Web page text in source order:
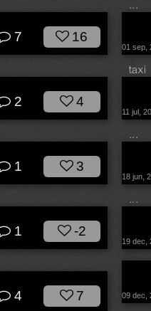
...
7 16
01 sep,
taxi
2 4
11 jul,
...
1 3
18 jun,
...
1 -2
19 dec,
09 dec,
4 7